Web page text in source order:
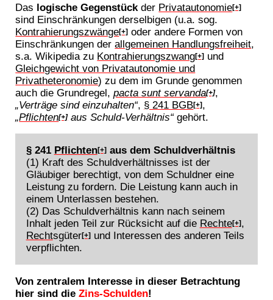
Das logische Gegenstück der Privatautonomie[+]
sind Einschränkungen derselbigen (u.a. sog.
Kontrahierungszwänge[+] oder andere Formen von
Einschränkungen derallgemeinen Handlungsfreiheit,
s.a. Wikipedia zu Kontrahierungszwang[+] und
Gleichgewicht von Privatautonomie und
Privatheteronomie) zu dem im Grunde genommen
auch die Grundregel,pacta sunt servanda[+],
„Verträge sind einzuhalten“, § 241 BGB[+],
„Pflichten[+]aus Schuld-Verhältnis“gehört.
§ 241 Pflichten[+]aus dem Schuldverhältnis
(1) Kraft des Schuldverhältnisses ist der
Gläubiger berechtigt, von dem Schuldner eine
Leistung zu fordern. Die Leistung kann auch in
einem Unterlassen bestehen.
(2) Das Schuldverhältnis kann nach seinem
Inhalt jeden Teil zur Rücksicht auf die Rechte[+],
Rechtsgüter[+]und Interessen des anderen Teils
verpflichten.
Von zentralem Interesse in dieser Betrachtung
hier sind dieZins-Schulden!